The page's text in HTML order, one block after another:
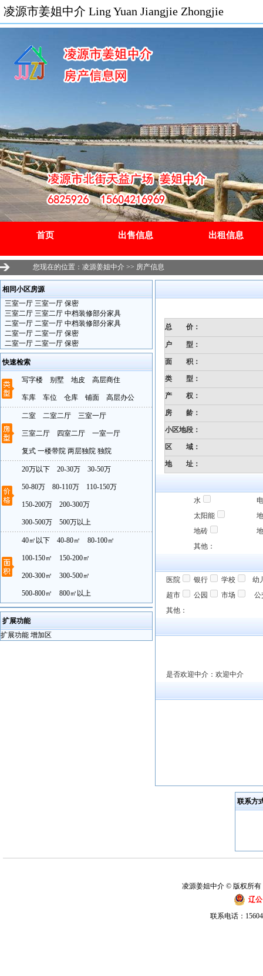
凌源市姜姐中介 Ling Yuan Jiangjie Zhongjie
首页 出售信息 出租信息
您现在的位置： 凌源姜姐中介 >> 房产信息
相同小区房源
三室一厅 三室一厅 保密
三室二厅 三室二厅 中档装修部分家具
二室一厅 二室一厅 中档装修部分家具
二室一厅 二室一厅 保密
二室一厅 二室一厅 保密
快速检索
写字楼 别墅 地皮 高层商住
车库 车位 仓库 铺面 高层办公
二室 二室二厅 三室一厅
三室二厅 四室二厅 一室一厅
复式 一楼带院 两层独院 独院
20万以下 20-30万 30-50万
50-80万 80-110万 110-150万
150-200万 200-300万
300-500万 500万以上
40㎡以下 40-80㎡ 80-100㎡
100-150㎡ 150-200㎡
200-300㎡ 300-500㎡
500-800㎡ 800㎡以上
扩展功能
扩展功能 增加区
总 价：
户 型：
面 积：
类 型：
产 权：
房 龄 ：
小区地段 ：
区 域：
地 址：
水
电
太阳能
地砖
其他：
医院 银行 学校
幼
超市
公园 市场
公
其他：
是否欢迎中介：欢迎中介
联系方
凌源姜姐中介 © 版权所有
辽公
联系电话：